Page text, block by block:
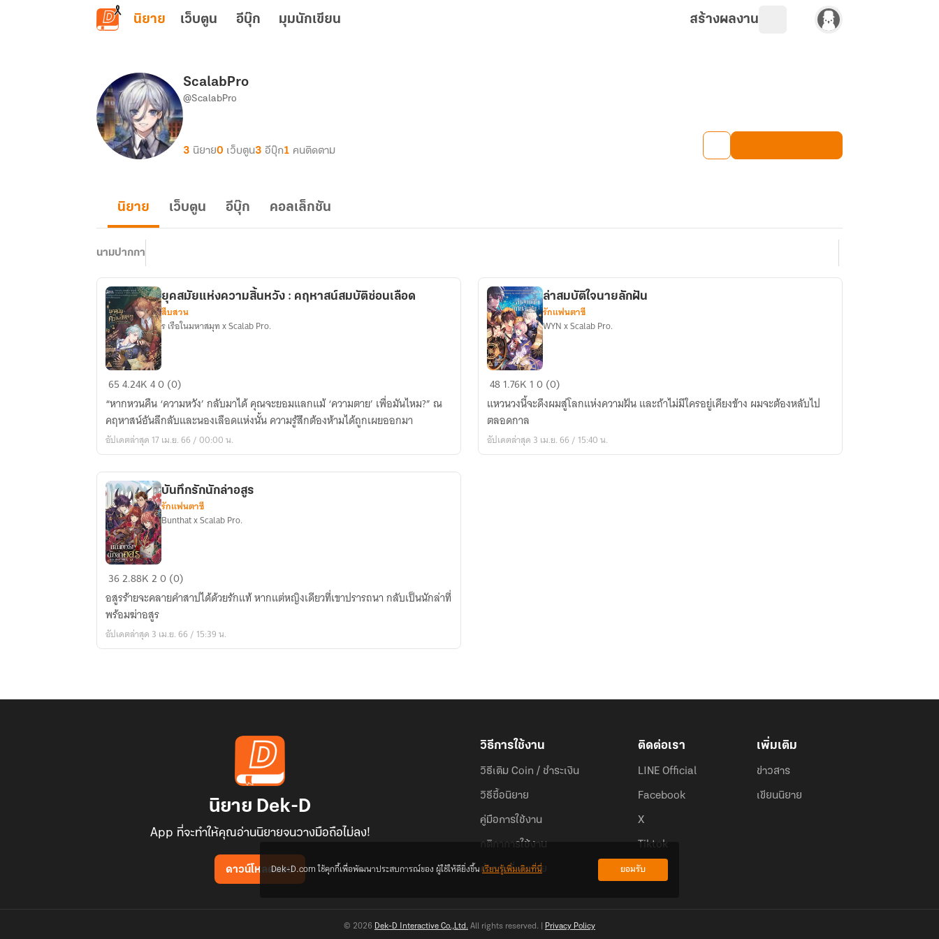
ข้ามไปยังเนื้อหาหลัก
นิยาย เว็บตูน อีบุ๊ก มุมนักเขียน สร้างผลงาน
ScalabPro
@ScalabPro
3 นิยาย0 เว็บตูน3 อีบุ๊ก1 คนติดตาม
นิยาย เว็บตูน อีบุ๊ก คอลเล็กชัน
นามปากกา
ยุค
แห่ง
ความ
สิ้น
:
คฤหาสน์
สมบัติ
ซ่อน
เลือด
ยุคสมัยแห่งความสิ้นหวัง : คฤหาสน์สมบัติซ่อนเลือด
สืบสวน
ร เรือในมหาสมุท x Scalab Pro.
654.24K40 (0)
“หากหวนคืน ‘ความหวัง’ กลับมาได้ คุณจะยอมแลกแม้ ‘ความตาย’ เพื่อมันไหม?” ณ
คฤหาสน์อันลึกลับและนองเลือดแห่งนั้น ความรู้สึกต้องห้ามได้ถูกเผยออกมา
อัปเดตล่าสุด 17 เม.ย. 66 / 00:00 น.
ล่า
ใจ
นาย
ลัก
ล่าสมบัติใจนายลักฝัน
รักแฟนตาซี
WYN x Scalab Pro.
481.76K 10 (0)
แหวนวงนี้จะดึงผมสู่โลกแห่งความฝัน และถ้าไม่มีใครอยู่เคียงข้าง ผมจะต้องหลับไป
ตลอดกาล
อัปเดตล่าสุด 3 เม.ย. 66 / 15:40 น.
บันทึก
นัก
ล่า
อสูร
บันทึกรักนักล่าอสูร
รักแฟนตาซี
Bunthat x Scalab Pro.
362.88K20 (0)
อสูรร้ายจะคลายคำสาปได้ด้วยรักแท้ หากแต่หญิงเดียวที่เขาปรารถนา กลับเป็นนักล่าที่
พร้อมฆ่าอสูร
อัปเดตล่าสุด 3 เม.ย. 66 / 15:39 น.
นิยาย Dek-D
App ที่จะทำให้คุณอ่านนิยายจนวางมือถือไม่ลง!
ดาวน์โหลดแอป
วิธีการใช้งาน
วิธีเติม Coin / ชำระเงิน
วิธีซื้อนิยาย
คู่มือการใช้งาน
กติกาการใช้งาน
คำถามที่พบบ่อย
ติดต่อเรา
LINE Official
Facebook
X
Tiktok
เพิ่มเติม
ข่าวสาร
เขียนนิยาย
© 2026 Dek-D Interactive Co.,Ltd. All rights reserved. | Privacy Policy
Dek-D.com ใช้คุกกี้เพื่อพัฒนาประสบการณ์ของ ผู้ใช้ให้ดียิ่งขึ้นเรียนรู้เพิ่มเติมที่นี่ ยอมรับ